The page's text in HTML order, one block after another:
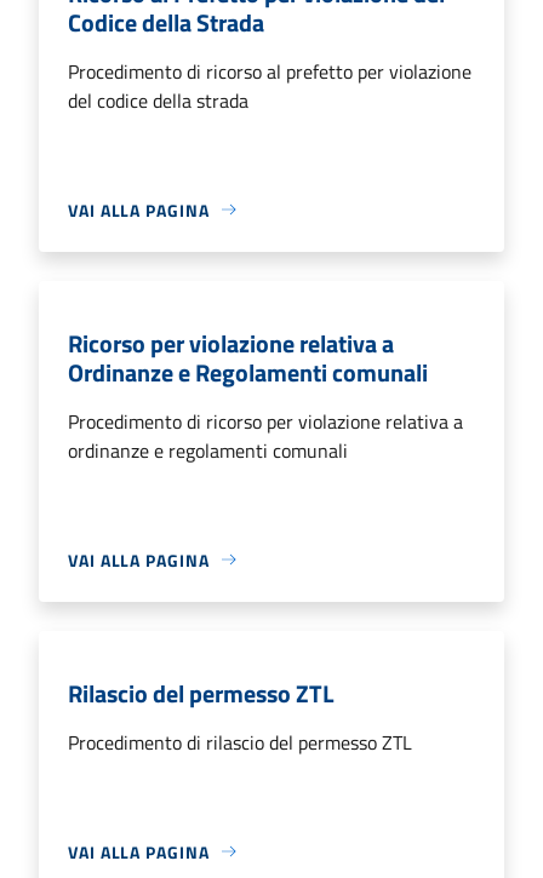
Codice della Strada
Procedimento di ricorso al prefetto per violazione
del codice della strada
VAI ALLA PAGINA
Ricorso per violazione relativa a
Ordinanze e Regolamenti comunali
Procedimento di ricorso per violazione relativa a
ordinanze e regolamenti comunali
VAI ALLA PAGINA
Rilascio del permesso ZTL
Procedimento di rilascio del permesso ZTL
VAI ALLA PAGINA